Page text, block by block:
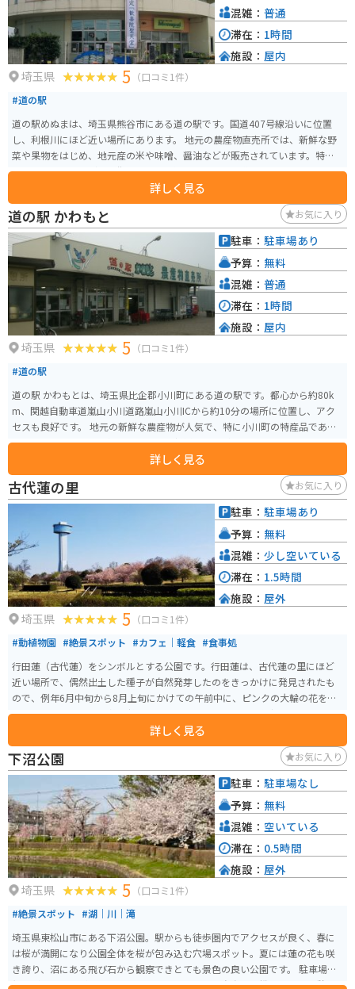
埼玉県 5 （口コミ1件）
#道の駅
道の駅めぬまは、埼玉県熊谷市にある道の駅です。国道407号線沿いに位置
し、利根川にほど近い場所にあります。 地元の農産物直売所では、新鮮な野
菜や果物をはじめ、地元産の米や味噌、醤油などが販売されています。特
に、熊谷市は「うどんの街」としても知られており、道の駅めぬまでは地元
産の小麦を使用したうどんや、うどんに関連するお土産も充実しています。
また、併設されている「めぬま物産会館」では、地元の工芸品や特産品を購
入することができます。利根川の雄大な景色を眺めながら休憩できるスペー
スもあり、ドライブの休憩スポットとしても最適です。 バイクで訪れる場
合、道の駅めぬまには広い駐車場が完備されているため安心です。周辺に
は、利根川沿いを走る快適な道路も多く、ツーリングの目的地としてもおす
すめです。
詳しく見る
混雑： 普通
滞在： 1時間
施設： 屋内
道の駅 かわもと お気に入り
埼玉県 5 （口コミ1件）
#道の駅
道の駅 かわもとは、埼玉県比企郡小川町にある道の駅です。都心から約80k
m、関越自動車道嵐山小川道路嵐山小川ICから約10分の場所に位置し、アク
セスも良好です。 地元の新鮮な農産物が人気で、特に小川町の特産品である
「小川きゅうり」や「細田ねぎ」は、新鮮なものが並びます。また、地元産
の食材を使った料理が楽しめるレストランもあり、ライダーにも嬉しい休憩
スポットです。 周辺には、国指定史跡の古墳「稲荷山古墳」や、関東屈指の
規模を誇るカタクリの群生地「カタクリとオオムラサキの林」など、歴史や
自然に触れることができる観光スポットも点在しています。道の駅 かわもと
を拠点に、比企郡小川町の魅力を満喫してみてはいかがでしょうか。
詳しく見る
駐車： 駐車場あり
予算： 無料
混雑： 普通
滞在： 1時間
施設： 屋内
古代蓮の里 お気に入り
埼玉県 5 （口コミ1件）
#動植物園 #絶景スポット #カフェ｜軽食 #食事処
行田蓮（古代蓮）をシンボルとする公園です。行田蓮は、古代蓮の里にほど
近い場所で、偶然出土した種子が自然発芽したのをきっかけに発見されたも
ので、例年6月中旬から8月上旬にかけての午前中に、ピンクの大輪の花を咲
かせます。 原始的な形態を持つ1400〜3000年前のものと推定されており、行
田市の天然記念物に指定されています。園内には、蓮の学習施設や、高さ50
mの展望室を備えた古代蓮会館などがあります。
詳しく見る
駐車： 駐車場あり
予算： 無料
混雑： 少し空いている
滞在： 1.5時間
施設： 屋外
下沼公園 お気に入り
埼玉県 5 （口コミ1件）
#絶景スポット #湖｜川｜滝
埼玉県東松山市にある下沼公園。駅からも徒歩圏内でアクセスが良く、春に
は桜が満開になり公園全体を桜が包み込む穴場スポット。夏には蓮の花も咲
き誇り、沼にある飛び石から観察できとても景色の良い公園です。 駐車場は
無いが、ベンチが数多く設置されておりトイレと自動販売機もあって休憩＆
駐車： 駐車場なし
予算： 無料
混雑： 空いている
滞在： 0.5時間
施設： 屋外